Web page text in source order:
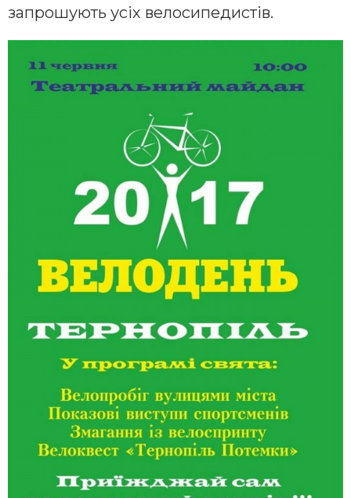
запрошують усіх велосипедистів.